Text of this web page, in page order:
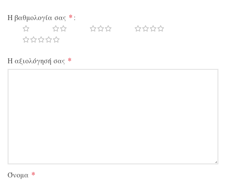
Η βαθμολογία σας *
Η αξιολόγησή σας *
Όνομα *